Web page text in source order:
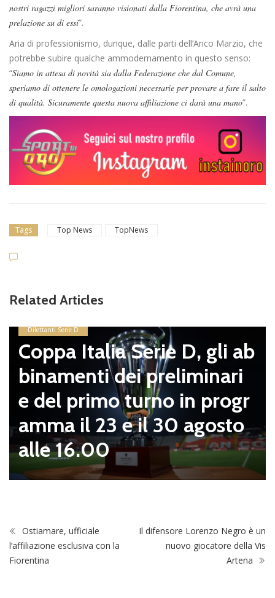
nostri ragazzi migliori saranno visionati dalla Fiorentina, che avrà una
prelazione su di essi”.
Aria di professionismo, dunque, dalle parti dell’Anco Marzio, che
potrebbe subire qualche ammodernamento in questo senso:
“Siamo in attesa di novità sia dalla Federazione che dal Comune,
speriamo di ottenere le omologazioni necessarie per provare a fare il salto
di qualità. Sicuramente questa nuova affiliazione ci darà una mano”.
Tags Top News TopNews
Related Articles
Dilettanti Serie D
Coppa Italia Serie D, gli ab
binamenti dei preliminari
e del primo turno in progr
amma il 23 e il 30 agosto
alle 16.00
Ostiamare, ufficiale
l’affiliazione esclusiva con la
Fiorentina
Il difensore Lorenzo Negro è un
nuovo giocatore della Vis
Artena